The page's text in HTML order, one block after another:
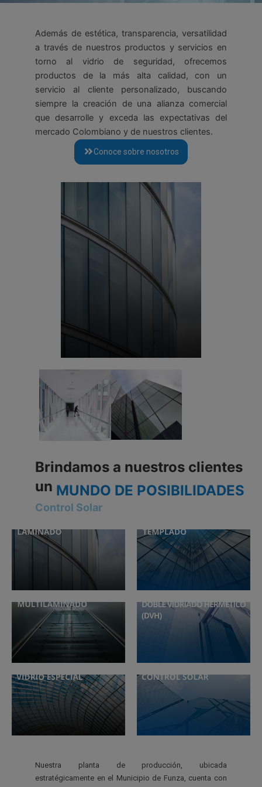
Además de estética, transparencia, versatilidad
a través de nuestros productos y servicios en
torno al vidrio de seguridad, ofrecemos
productos de la más alta calidad, con un
servicio al cliente personalizado, buscando
siempre la creación de una alianza comercial
que desarrolle y exceda las expectativas del
mercado Colombiano y de nuestros clientes.
Conoce sobre nosotros
Brindamos a nuestros clientes
un MUNDO DE POSIBILIDADES
Control Solar
Nuestra planta de producción, ubicada
estratégicamente en el Municipio de Funza, cuenta con